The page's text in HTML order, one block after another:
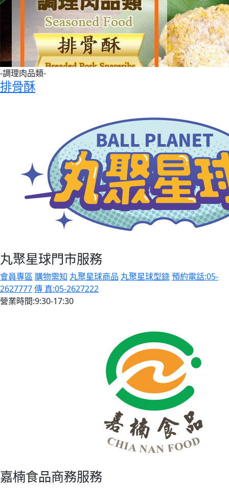
-調理肉品類-
排骨酥
丸聚星球門市服務
會員專區 購物需知 丸聚星球商品 丸聚星球型錄預約電話:05-
2627777傳 真:05-2627222
營業時間:9:30-17:30
嘉楠食品商務服務